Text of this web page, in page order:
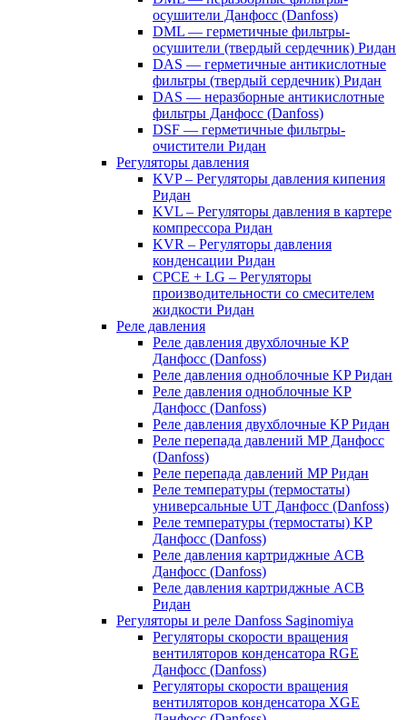
осушители Данфосс (Danfoss)
DML — герметичные фильтры-
осушители (твердый сердечник) Ридан
DAS — герметичные антикислотные
фильтры (твердый сердечник) Ридан
DAS — неразборные антикислотные
фильтры Данфосс (Danfoss)
DSF — герметичные фильтры-
очистители Ридан
Регуляторы давления
KVP – Регуляторы давления кипения
Ридан
KVL – Регуляторы давления в картере
компрессора Ридан
KVR – Регуляторы давления
конденсации Ридан
CPCE + LG – Регуляторы
производительности со смесителем
жидкости Ридан
Реле давления
Реле давления двухблочные KP
Данфосс (Danfoss)
Реле давления одноблочные KP Ридан
Реле давления одноблочные KP
Данфосс (Danfoss)
Реле давления двухблочные KP Ридан
Реле перепада давлений MP Данфосс
(Danfoss)
Реле перепада давлений MP Ридан
Реле температуры (термостаты)
универсальные UT Данфосс (Danfoss)
Реле температуры (термостаты) KP
Данфосс (Danfoss)
Реле давления картриджные ACB
Данфосс (Danfoss)
Реле давления картриджные ACB
Ридан
Регуляторы и реле Danfoss Saginomiya
Регуляторы скорости вращения
вентиляторов конденсатора RGE
Данфосс (Danfoss)
Регуляторы скорости вращения
вентиляторов конденсатора XGE